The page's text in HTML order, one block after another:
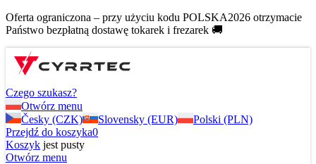
Oferta ograniczona – przy użyciu kodu POLSKA2026 otrzymacie
Państwo bezpłatną dostawę tokarek i frezarek 🚚
Czego szukasz?
Otwórz menu
Česky (CZK)
Slovensky (EUR)
Polski (PLN)
Przejdź do koszyka0
Koszyk jest pusty
Otwórz menu